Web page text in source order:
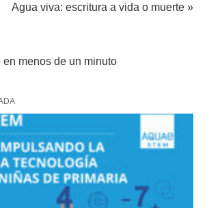
Agua viva: escritura a vida o muerte »
menos de un minuto